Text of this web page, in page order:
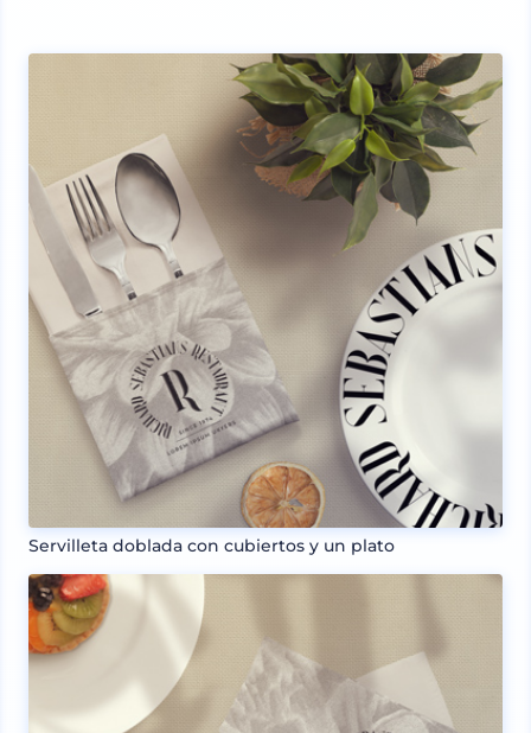
Servilleta doblada con cubiertos y un plato